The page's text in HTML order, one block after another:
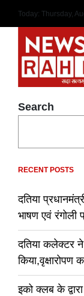
content
Today: Thursday,
Search
RECENT POSTS
दतिया
भाषण एवं रंगोली
दतिया कलेक्टर ने
किया,वृक्षारोपण
इको क्लब के